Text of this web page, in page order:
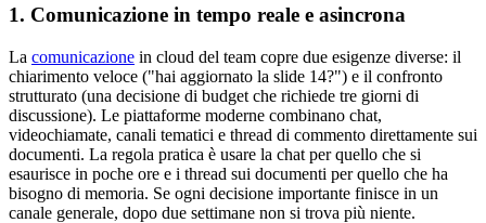
1. Comunicazione in tempo reale e asincrona
La comunicazione in cloud del team copre due esigenze diverse: il
chiarimento veloce ("hai aggiornato la slide 14?") e il confronto
strutturato (una decisione di budget che richiede tre giorni di
discussione). Le piattaforme moderne combinano chat,
videochiamate, canali tematici e thread di commento direttamente sui
documenti. La regola pratica è usare la chat per quello che si
esaurisce in poche ore e i thread sui documenti per quello che ha
bisogno di memoria. Se ogni decisione importante finisce in un
canale generale, dopo due settimane non si trova più niente.